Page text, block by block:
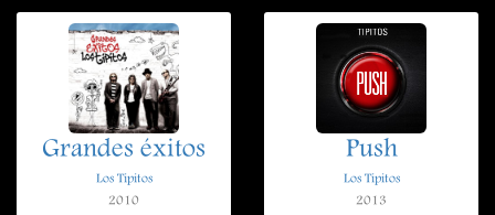
Grandes éxitos
Los Tipitos
2010
Push
Los Tipitos
2013